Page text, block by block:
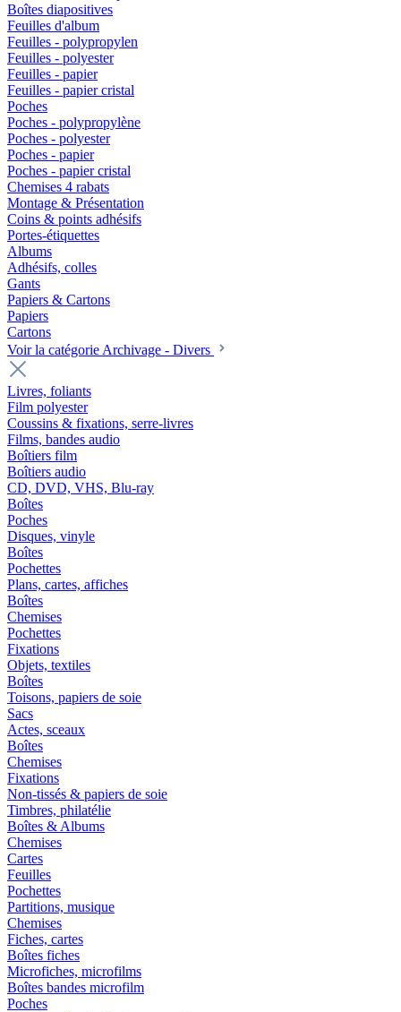
Boîtes diapositives
Feuilles d'album
Feuilles - polypropylen
Feuilles - polyester
Feuilles - papier
Feuilles - papier cristal
Poches
Poches - polypropylène
Poches - polyester
Poches - papier
Poches - papier cristal
Chemises 4 rabats
Montage & Présentation
Coins & points adhésifs
Portes-étiquettes
Albums
Adhésifs, colles
Gants
Papiers & Cartons
Papiers
Cartons
Voir la catégorie Archivage - Divers
Livres, foliants
Film polyester
Coussins & fixations, serre-livres
Films, bandes audio
Boîtiers film
Boîtiers audio
CD, DVD, VHS, Blu-ray
Boîtes
Poches
Disques, vinyle
Boîtes
Pochettes
Plans, cartes, affiches
Boîtes
Chemises
Pochettes
Fixations
Objets, textiles
Boîtes
Toisons, papiers de soie
Sacs
Actes, sceaux
Boîtes
Chemises
Fixations
Non-tissés & papiers de soie
Timbres, philatélie
Boîtes & Albums
Chemises
Cartes
Feuilles
Pochettes
Partitions, musique
Chemises
Fiches, cartes
Boîtes fiches
Microfiches, microfilms
Boîtes bandes microfilm
Poches